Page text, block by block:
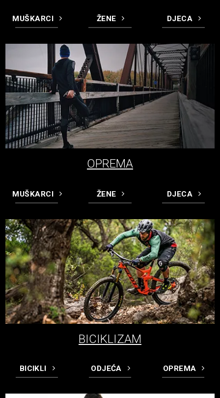
MUŠKARCI ŽENE DJECA
OPREMA
MUŠKARCI ŽENE DJECA
BICIKLIZAM
BICIKLI ODJEĆA OPREMA